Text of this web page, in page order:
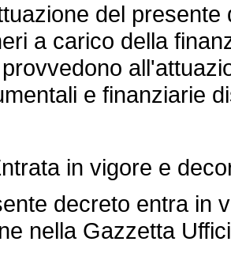
del presente
a carico della
e finanziarie
in vigore e
decreto entra in
nella Gazzetta